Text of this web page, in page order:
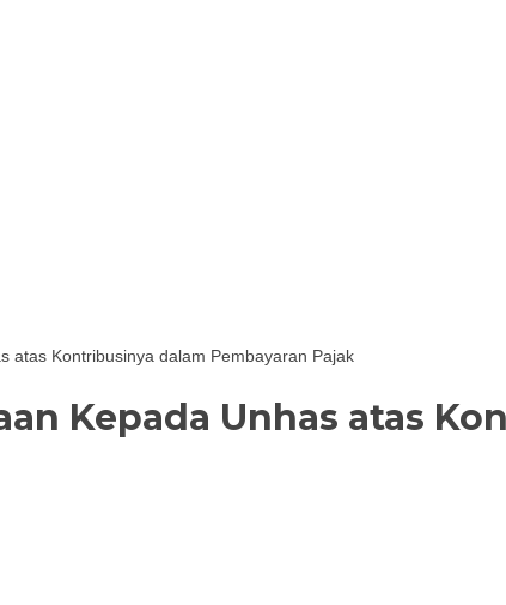
atas Kontribusinya dalam Pembayaran Pajak
Kepada Unhas atas